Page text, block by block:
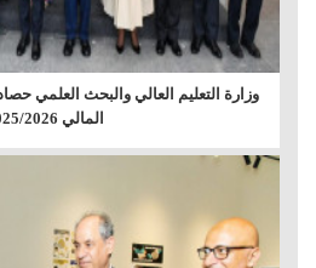
وزارة التعليم العالي والبحث العلمي
المالي 2025/2026